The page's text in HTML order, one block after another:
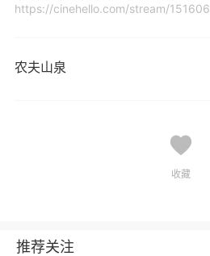
https://cinehello.com/stream/151606
农夫山泉
收藏
推荐关注